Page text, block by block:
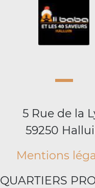
5 Rue de la
59250
Mentions
QUARTIERS